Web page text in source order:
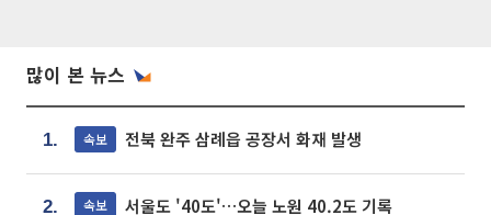
많이 본 뉴스
1. 속보 전북 완주 삼례읍 공장서 화재 발생
2. 속보 서울도 '40도'…오늘 노원 40.2도 기록